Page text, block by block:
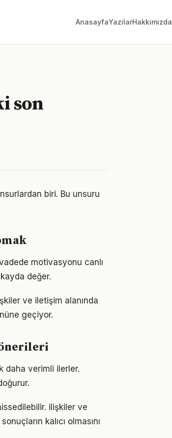
AnasayfaYazılarHakkımızda
son
biri. Bu unsuru
motivasyonu canlı
değer.
ve iletişim alanında
geçiyor.
daha verimli ilerler.
ilişkiler ve
kalıcı olmasını